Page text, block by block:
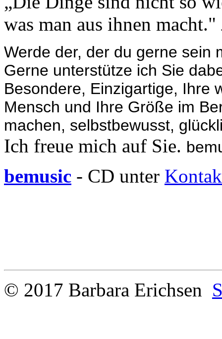
was man aus ihnen macht."
Werde der, der du gerne
Gerne unterstütze ich Sie
Besondere, Einzigartige, Ihre
Mensch und Ihre Größe im
machen, selbstbewusst,
Ich freue mich auf Sie.
bemusic - CD unter
© 2017 Barbara Erichsen